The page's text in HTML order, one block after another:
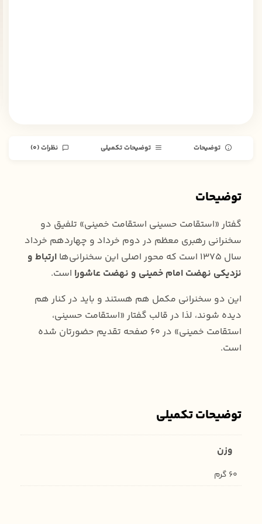
توضیحات توضیحات تکمیلی نظرات (0)
توضیحات
گفتار «استقامت حسینی استقامت خمینی» تلفیق دو
سخنرانی رهبری معظم در دوم خرداد و چهاردهم خرداد
سال 1375 است که محور اصلی این سخنرانی‌ها
ارتباط و
نزدیکی نهضت امام خمینی و نهضت عاشورا است.
این دو سخنرانی‌ مکمل هم هستند و باید در کنار هم
دیده شوند، لذا در قالب گفتار «استقامت حسینی،
استقامت خمینی» در 60 صفحه تقدیم حضورتان شده
است.
توضیحات تکمیلی
وزن
60 گرم